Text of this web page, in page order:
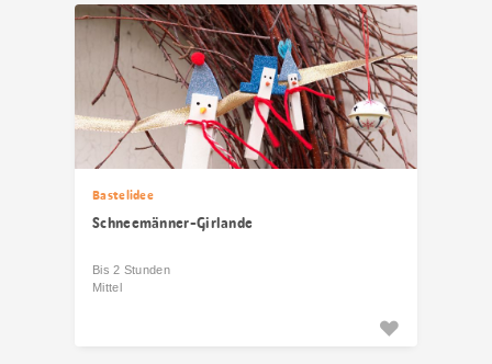
Bastelidee
Schneemänner-Girlande
Bis 2 Stunden
Mittel